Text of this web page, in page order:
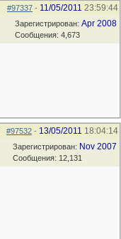
#97337 - 11/05/2011 23:59:44
Зарегистрирован: Apr 2008
Сообщения: 4,673
#97532 - 13/05/2011 18:04:14
Зарегистрирован: Nov 2007
Сообщения: 12,131